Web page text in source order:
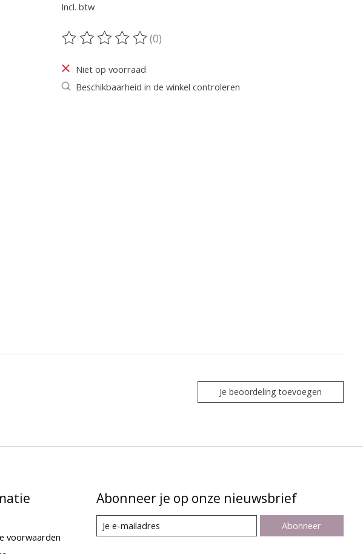
Incl. btw
De beoordeling van dit product is
(0)
Niet op voorraad
Beschikbaarheid in de winkel controleren
Je beoordeling toevoegen
voorwaarden
Abonneer je op onze nieuwsbrief
Abonneer